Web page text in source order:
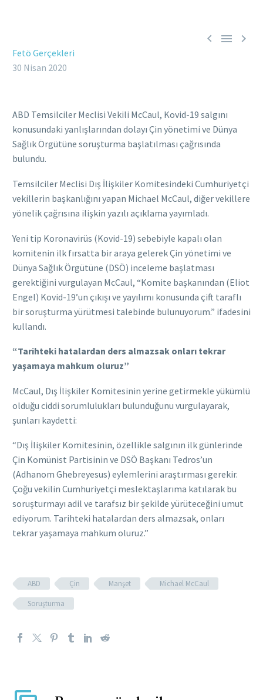
  
Fetö Gerçekleri
30 Nisan 2020
ABD Temsilciler Meclisi Vekili McCaul, Kovid-19 salgını
konusundaki yanlışlarından dolayı Çin yönetimi ve Dünya
Sağlık Örgütüne soruşturma başlatılması çağrısında
bulundu.
Temsilciler Meclisi Dış İlişkiler Komitesindeki Cumhuriyetçi
vekillerin başkanlığını yapan Michael McCaul, diğer vekillere
yönelik çağrısına ilişkin yazılı açıklama yayımladı.
Yeni tip Koronavirüs (Kovid-19) sebebiyle kapalı olan
komitenin ilk fırsatta bir araya gelerek Çin yönetimi ve
Dünya Sağlık Örgütüne (DSÖ) inceleme başlatması
gerektiğini vurgulayan McCaul, “Komite başkanından (Eliot
Engel) Kovid-19’un çıkışı ve yayılımı konusunda çift taraflı
bir soruşturma yürütmesi talebinde bulunuyorum.” ifadesini
kullandı.
“Tarihteki hatalardan ders almazsak onları tekrar
yaşamaya mahkum oluruz”
McCaul, Dış İlişkiler Komitesinin yerine getirmekle yükümlü
olduğu ciddi sorumlulukları bulunduğunu vurgulayarak,
şunları kaydetti:
“Dış İlişkiler Komitesinin, özellikle salgının ilk günlerinde
Çin Komünist Partisinin ve DSÖ Başkanı Tedros’un
(Adhanom Ghebreyesus) eylemlerini araştırması gerekir.
Çoğu vekilin Cumhuriyetçi meslektaşlarıma katılarak bu
soruşturmayı adil ve tarafsız bir şekilde yürüteceğini umut
ediyorum. Tarihteki hatalardan ders almazsak, onları
tekrar yaşamaya mahkum oluruz.”
ABD Çin Manşet
Michael McCaul
Soruşturma